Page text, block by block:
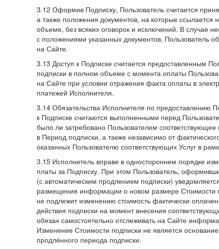
3.12 Оформив Подписку, Пользователь считается
а также положения документов, на которые
объеме, без всяких оговорок и исключений. В случае
с положениями указанных документов, Пользователь
на Сайте.
3.13 Доступ к Подписке считается предоставленным
подписки в полном объеме с момента оплаты
на Сайте при условии отражения факта оплаты в
платежей Исполнителя.
3.14 Обязательства Исполнителя по предоставлению
к Подписке считаются выполненными перед
было ли затребовано Пользователем
в Период подписки, а также независимо от
оказанных Пользователю соответствующих Услуг в
3.15 Исполнитель вправе в одностороннем порядке
платы за Подписку. При этом Пользователь,
(с автоматическим продлением подписки)
размещения информации о новом размере Стоимости
не подлежит изменению стоимость фактически
действия подписки на момент внесения
обязан самостоятельно отслеживать на Сайте
Изменение Стоимости подписки не является
продлённого периода подписки.